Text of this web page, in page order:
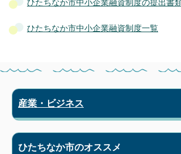
ひたちなか市中小企業融資制度の提出書
ひたちなか市中小企業融資制度一覧
産業・ビジネス
ひたちなか市のオススメ